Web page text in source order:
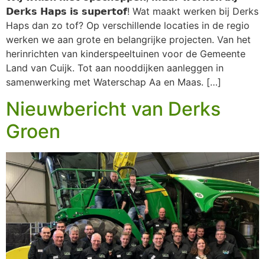
𝗗𝗲𝗿𝗸𝘀 𝗛𝗮𝗽𝘀 𝗶𝘀 𝘀𝘂𝗽𝗲𝗿𝘁𝗼𝗳! Wat maakt werken bij Derks
Haps dan zo tof? Op verschillende locaties in de regio
werken we aan grote en belangrijke projecten. Van het
herinrichten van kinderspeeltuinen voor de Gemeente
Land van Cuijk. Tot aan nooddijken aanleggen in
samenwerking met Waterschap Aa en Maas. […]
Nieuwbericht van Derks
Groen